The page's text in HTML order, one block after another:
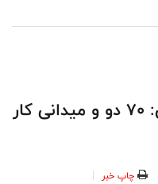
رئیس هیات استان لرستان: 70 دو و میدانی کار
چاپ خبر